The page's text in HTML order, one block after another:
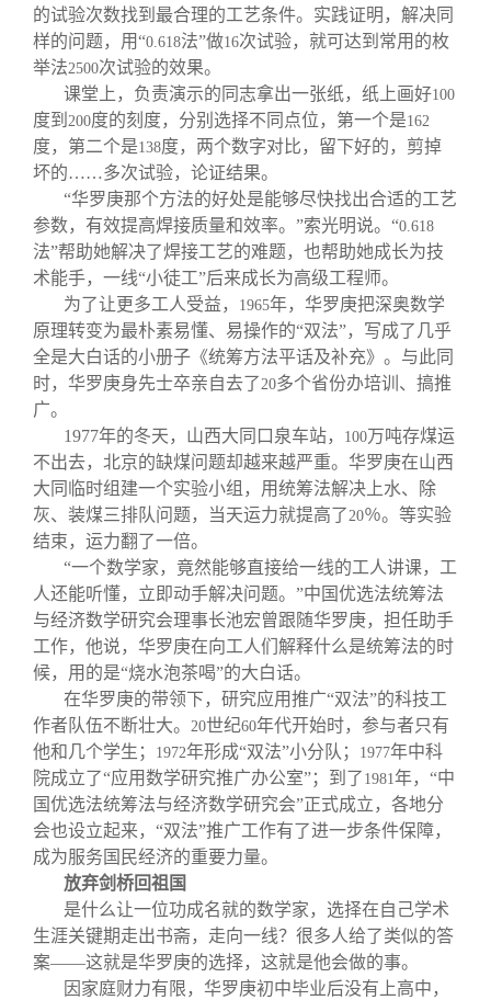
的试验次数找到最合理的工艺条件。实践证明，解决同
样的问题，用“0.618法”做16次试验，就可达到常用的枚
举法2500次试验的效果。
课堂上，负责演示的同志拿出一张纸，纸上画好100
度到 200度的刻度，分别选择不同点位，第一个是162
度，第二个是138度，两个数字对比，留下好的，剪掉
坏的……多次试验，论证结果。
“华罗庚那个方法的好处是能够尽快找出合适的工艺
参数，有效提高焊接质量和效率。”索光明说。“0.618
法”帮助她解决了焊接工艺的难题，也帮助她成长为技
术能手，一线“小徒工”后来成长为高级工程师。
为了让更多工人受益，
1965年，华罗庚把深奥数学
原理转变为最朴素易懂、易操作的“双法”，写成了几乎
全是大白话的小册子《统筹方法平话及补充》。与此同
时，华罗庚身先士卒亲自去了20多个省份办培训、搞推
广。
1977年的冬天，山西大同口泉车站， 100万吨存煤运
不出去，北京的缺煤问题却越来越严重。华罗庚在山西
大同临时组建一个实验小组，用统筹法解决上水、除
灰、装煤三排队问题，当天运力就提高了20％。等实验
结束，运力翻了一倍。
“一个数学家，竟然能够直接给一线的工人讲课，工
人还能听懂，立即动手解决问题。”中国优选法统筹法
与经济数学研究会理事长池宏曾跟随华罗庚，担任助手
工作，他说，华罗庚在向工人们解释什么是统筹法的时
候，用的是“烧水泡茶喝”的大白话。
在华罗庚的带领下，研究应用推广“双法”的科技工
作者队伍不断壮大。 20世纪60年代开始时，参与者只有
他和几个学生；
1972年形成“双法”小分队； 1977年中科
院成立了“应用数学研究推广办公室”；到了 1981年，“中
国优选法统筹法与经济数学研究会”正式成立，各地分
会也设立起来，“双法”推广工作有了进一步条件保障，
成为服务国民经济的重要力量。
放弃剑桥回祖国
是什么让一位功成名就的数学家，选择在自己学术
生涯关键期走出书斋，走向一线？很多人给了类似的答
案——这就是华罗庚的选择，这就是他会做的事。
因家庭财力有限，华罗庚初中毕业后没有上高中，